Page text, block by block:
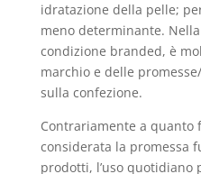
idratazione della pelle;
meno determinante.
condizione branded, è
marchio e delle
sulla confezione.
Contrariamente a quanto
considerata la promessa
prodotti, l’uso